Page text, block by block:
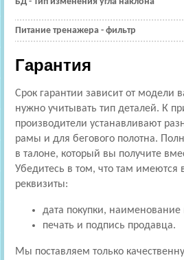
Питание тренажера - фильтр
Гарантия
Срок гарантии зависит от модели
нужно учитывать тип деталей. К
производители устанавливают
рамы и для бегового полотна.
в талоне, который вы получите
Убедитесь в том, что там имеются
реквизиты:
дата покупки,
печать и подпись продавца.
Мы поставляем только